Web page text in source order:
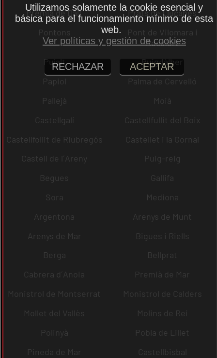
Premià de Dalt
Prats de Lluçanès
Pontons
Pont de Vilomara i
Rocafort
Pujalt
Puigdàlber
Papiol
Palma de Cervelló
Pallejà
Moià
Castellgalí
Castellfullit del Boix
Castellfollit de Riubregós
Castellet i la Gornal
Castell de l´Areny
Puig-reig
Begues
Gallifa
Sora
Mediona
Argentona
Arenys de Munt
Arenys de Mar
Bigues i Riells
Berga
Bellprat
Cabrera d´Anoia
Premià de Mar
Monistrol de Montserrat
Monistrol de Calders
Mollet del Vallès
Molins de Rei
Polinyà
Pobla de Lillet
Pineda de Mar
Castellbisbal
Utilizamos solamente la cookie esencial y
básica para el funcionamiento mínimo de esta
web.
Ver políticas y gestión de cookies
RECHAZAR ACEPTAR